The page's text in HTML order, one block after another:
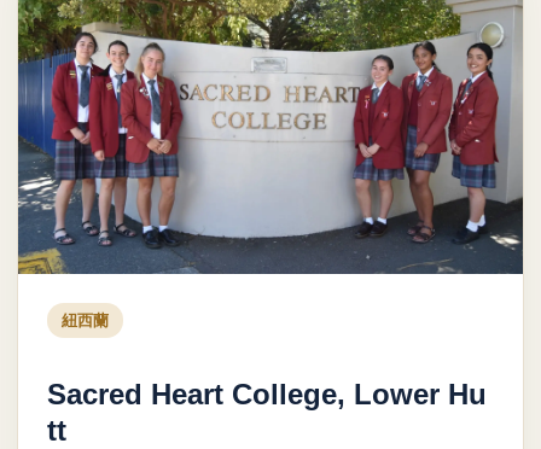
紐西蘭
Sacred Heart College, Lower Hu
tt